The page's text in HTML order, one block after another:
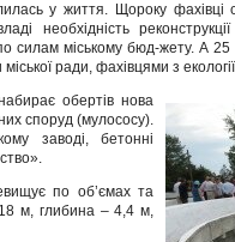
у життя. Щороку
необхідність
силам міському бюд-жету. А
ради, фахівцями з
обертів нова
споруд (мулососу).
заводі, бетонні
по об’ємах та
18 м, глибина – 4,4 м,